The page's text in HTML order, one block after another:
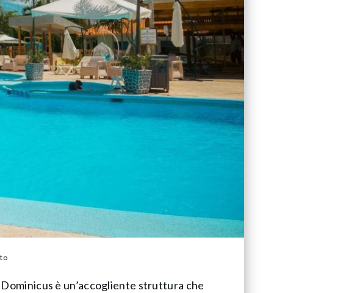
è un’accogliente struttura che